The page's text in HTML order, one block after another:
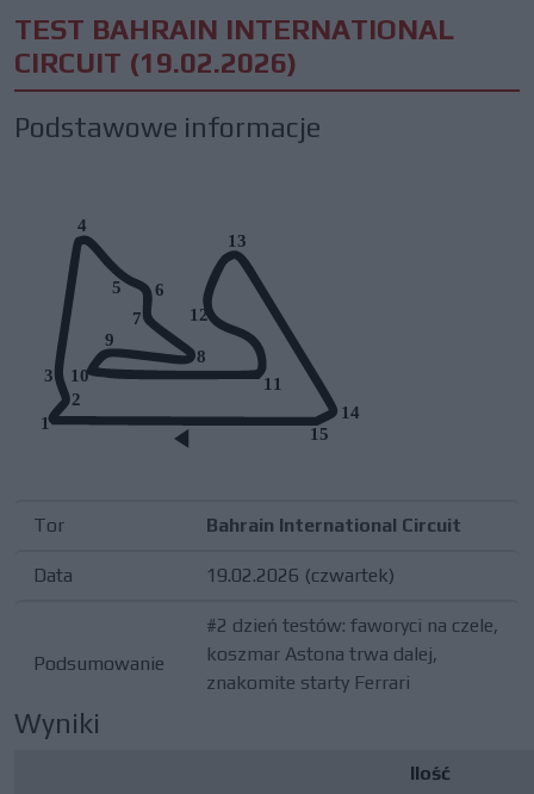
TEST BAHRAIN INTERNATIONAL
CIRCUIT (19.02.2026)
Podstawowe informacje
1
2
3
4
5
6
7
8
9
10
11
12
13
14
15
Tor Bahrain International Circuit
Data 19.02.2026 (czwartek)
Podsumowanie
#2 dzień testów: faworyci na czele,
koszmar Astona trwa dalej,
znakomite starty Ferrari
Wyniki
Ilość